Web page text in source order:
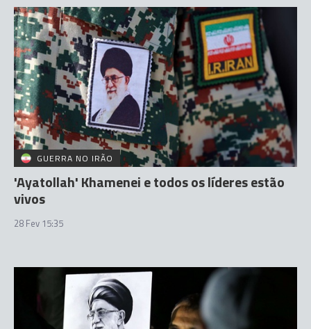
GUERRA NO IRÃO
'Ayatollah' Khamenei e todos os líderes estão
vivos
28 Fev 15:35